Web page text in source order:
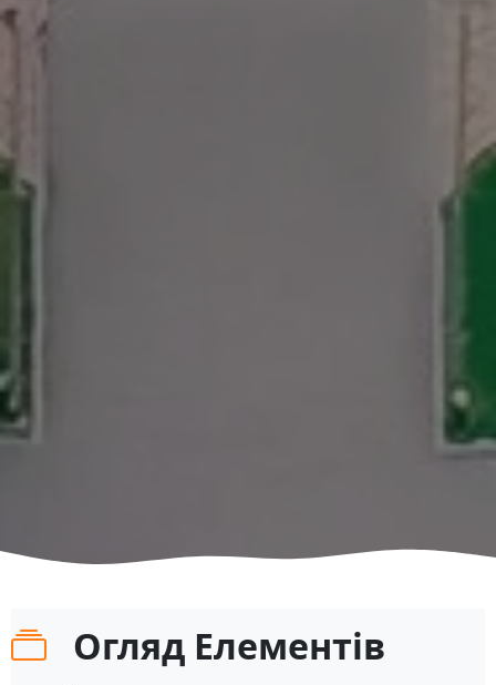
Огляд Елементів